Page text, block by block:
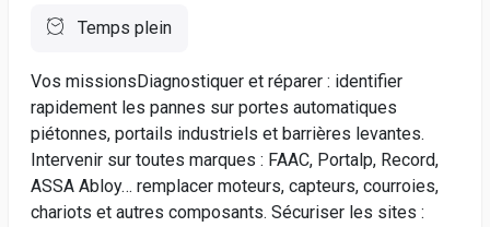
Temps plein
Vos missionsDiagnostiquer et réparer : identifier
rapidement les pannes sur portes automatiques
piétonnes, portails industriels et barrières levantes.
Intervenir sur toutes marques : FAAC, Portalp, Record,
ASSA Abloy… remplacer moteurs, capteurs, courroies,
chariots et autres composants. Sécuriser les sites :